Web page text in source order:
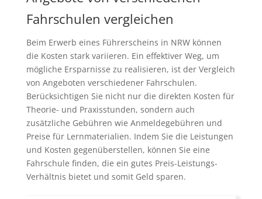
Fahrschulen vergleichen
Beim Erwerb eines Führerscheins in NRW können
die Kosten stark variieren. Ein effektiver Weg, um
mögliche Ersparnisse zu realisieren, ist der Vergleich
von Angeboten verschiedener Fahrschulen.
Berücksichtigen Sie nicht nur die direkten Kosten für
Theorie- und Praxisstunden, sondern auch
zusätzliche Gebühren wie Anmeldegebühren und
Preise für Lernmaterialien. Indem Sie die Leistungen
und Kosten gegenüberstellen, können Sie eine
Fahrschule finden, die ein gutes Preis-Leistungs-
Verhältnis bietet und somit Geld sparen.